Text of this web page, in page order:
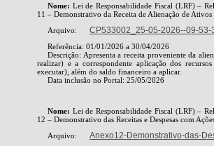
Nome: Lei de Responsabilidade Fiscal (LRF) –
11 – Demonstrativo da Receita de Alienação de Ativos
Arquivo:
CP533002_25-05-2026--09-53-
Referência: 01/01/2026 a 30/04/2026
Descrição: Apresenta a receita proveniente da
realizar) e a correspondente aplicação dos
executar), além do saldo financeiro a aplicar.
Data inclusão no Portal: 25/05/2026
Nome: Lei de Responsabilidade Fiscal (LRF) –
12 – Demonstrativo das Receitas e Despesas com
Arquivo:
Anexo12-Demonstrativo-das-